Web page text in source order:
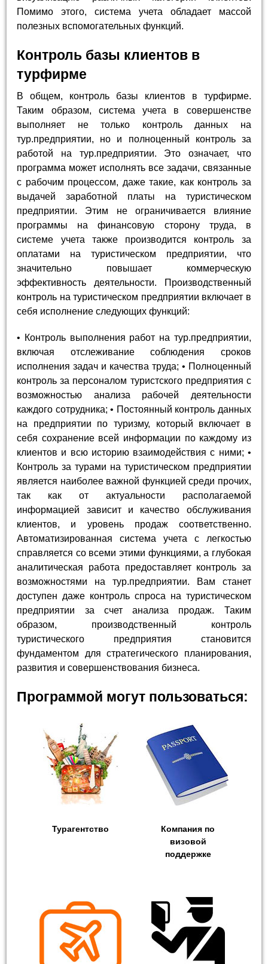
Помимо этого, система учета обладает массой
полезных вспомогательных функций.
Контроль базы клиентов в
турфирме
В общем, контроль базы клиентов в турфирме.
Таким образом, система учета в совершенстве
выполняет не только контроль данных на
тур.предприятии, но и полноценный контроль за
работой на тур.предприятии. Это означает, что
программа может исполнять все задачи, связанные
с рабочим процессом, даже такие, как контроль за
выдачей заработной платы на туристическом
предприятии. Этим не ограничивается влияние
программы на финансовую сторону труда, в
системе учета также производится контроль за
оплатами на туристическом предприятии, что
значительно повышает коммерческую
эффективность деятельности. Производственный
контроль на туристическом предприятии включает в
себя исполнение следующих функций:
• Контроль выполнения работ на тур.предприятии,
включая отслеживание соблюдения сроков
исполнения задач и качества труда; • Полноценный
контроль за персоналом туристского предприятия с
возможностью анализа рабочей деятельности
каждого сотрудника; • Постоянный контроль данных
на предприятии по туризму, который включает в
себя сохранение всей информации по каждому из
клиентов и всю историю взаимодействия с ними; •
Контроль за турами на туристическом предприятии
является наиболее важной функцией среди прочих,
так как от актуальности располагаемой
информацией зависит и качество обслуживания
клиентов, и уровень продаж соответственно.
Автоматизированная система учета с легкостью
справляется со всеми этими функциями, а глубокая
аналитическая работа предоставляет контроль за
возможностями на тур.предприятии. Вам станет
доступен даже контроль спроса на туристическом
предприятии за счет анализа продаж. Таким
образом, производственный контроль
туристического предприятия становится
фундаментом для стратегического планирования,
развития и совершенствования бизнеса.
Программой могут пользоваться:
Турагентство
Компания по
визовой
поддержке